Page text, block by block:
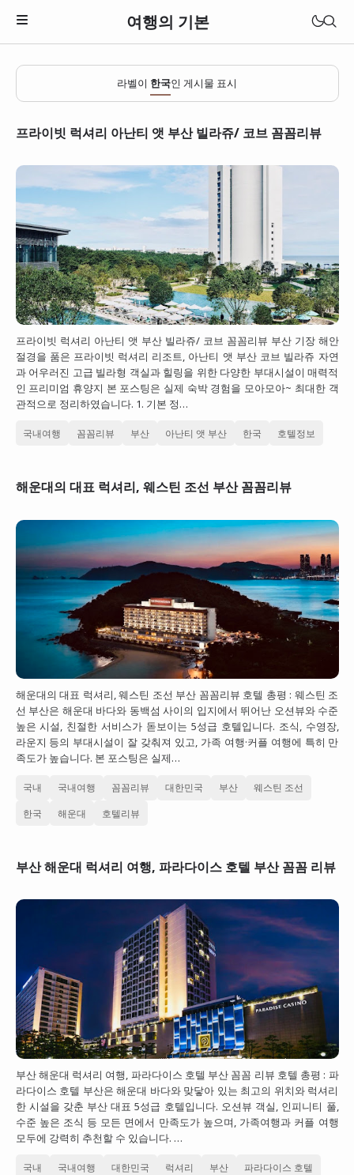
여행의 기본
일본
베트남
태국
대만
프랑스
이탈리아
스페인
라벨이 한국인 게시물 표시
프라이빗 럭셔리 아난티 앳 부산 빌라쥬/ 코브 꼼꼼리뷰
프라이빗 럭셔리 아난티 앳 부산 빌라쥬/ 코브 꼼꼼리뷰 부산 기장 해안
절경을 품은 프라이빗 럭셔리 리조트, 아난티 앳 부산 코브 빌라쥬 자연
과 어우러진 고급 빌라형 객실과 힐링을 위한 다양한 부대시설이 매력적
인 프리미엄 휴양지 본 포스팅은 실제 숙박 경험을 모아모아~ 최대한 객
관적으로 정리하였습니다. 1. 기본 정…
국내여행 꼼꼼리뷰 부산 아난티 앳 부산 한국 호텔정보
해운대의 대표 럭셔리, 웨스틴 조선 부산 꼼꼼리뷰
해운대의 대표 럭셔리, 웨스틴 조선 부산 꼼꼼리뷰 호텔 총평 : 웨스틴 조
선 부산은 해운대 바다와 동백섬 사이의 입지에서 뛰어난 오션뷰와 수준
높은 시설, 친절한 서비스가 돋보이는 5성급 호텔입니다. 조식, 수영장,
라운지 등의 부대시설이 잘 갖춰져 있고, 가족 여행·커플 여행에 특히 만
족도가 높습니다. 본 포스팅은 실제…
국내 국내여행 꼼꼼리뷰 대한민국 부산 웨스틴 조선
한국 해운대 호텔리뷰
부산 해운대 럭셔리 여행, 파라다이스 호텔 부산 꼼꼼 리뷰
부산 해운대 럭셔리 여행, 파라다이스 호텔 부산 꼼꼼 리뷰 호텔 총평 : 파
라다이스 호텔 부산은 해운대 바다와 맞닿아 있는 최고의 위치와 럭셔리
한 시설을 갖춘 부산 대표 5성급 호텔입니다. 오션뷰 객실, 인피니티 풀,
수준 높은 조식 등 모든 면에서 만족도가 높으며, 가족여행과 커플 여행
모두에 강력히 추천할 수 있습니다. …
국내 국내여행 대한민국 럭셔리 부산 파라다이스 호텔